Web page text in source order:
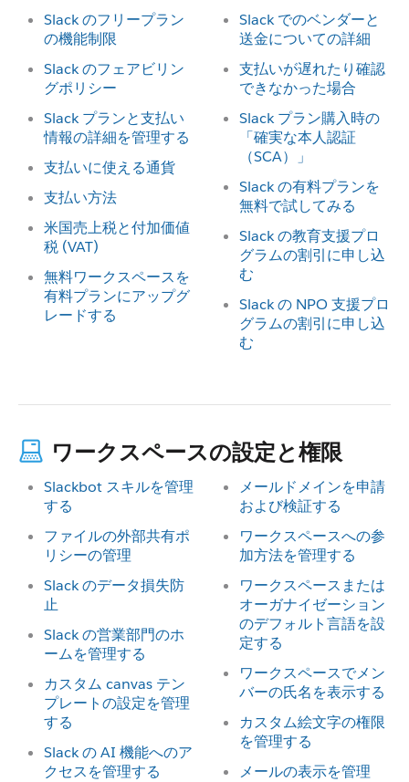
Slack のフリープラン
の機能制限
Slack のフェアビリン
グポリシー
Slack プランと支払い
情報の詳細を管理する
支払いに使える通貨
支払い方法
米国売上税と付加価値
税 (VAT)
無料ワークスペースを
有料プランにアップグ
レードする
Slack でのベンダーと
送金についての詳細
支払いが遅れたり確認
できなかった場合
Slack プラン購入時の
「確実な本人認証
（SCA）」
Slack の有料プランを
無料で試してみる
Slack の教育支援プロ
グラムの割引に申し込
む
Slack の NPO 支援プロ
グラムの割引に申し込
む
ワークスペースの設定と権限
Slackbot スキルを管理
する
ファイルの外部共有ポ
リシーの管理
Slack のデータ損失防
止
Slack の営業部門のホ
ームを管理する
カスタム canvas テン
プレートの設定を管理
する
Slack の AI 機能へのア
クセスを管理する
メールドメインを申請
および検証する
ワークスペースへの参
加方法を管理する
ワークスペースまたは
オーガナイゼーション
のデフォルト言語を設
定する
ワークスペースでメン
バーの氏名を表示する
カスタム絵文字の権限
を管理する
メールの表示を管理